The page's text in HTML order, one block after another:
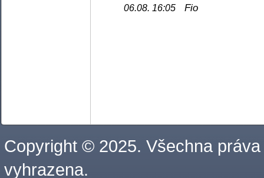
06.08. 16:05 Fio
Copyright © 2025. Všechna práva
vyhrazena.